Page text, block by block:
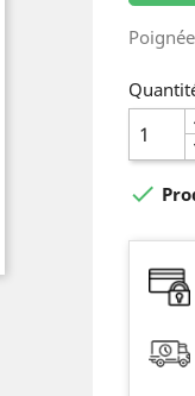
